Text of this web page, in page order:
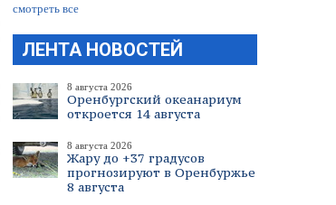
смотреть все
ЛЕНТА НОВОСТЕЙ
8 августа 2026
Оренбургский океанариум
откроется 14 августа
8 августа 2026
Жару до +37 градусов
прогнозируют в Оренбуржье
8 августа